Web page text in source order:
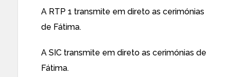
A RTP 1 transmite em direto as cerimónias
de Fátima.
A SIC transmite em direto as cerimónias de
Fátima.